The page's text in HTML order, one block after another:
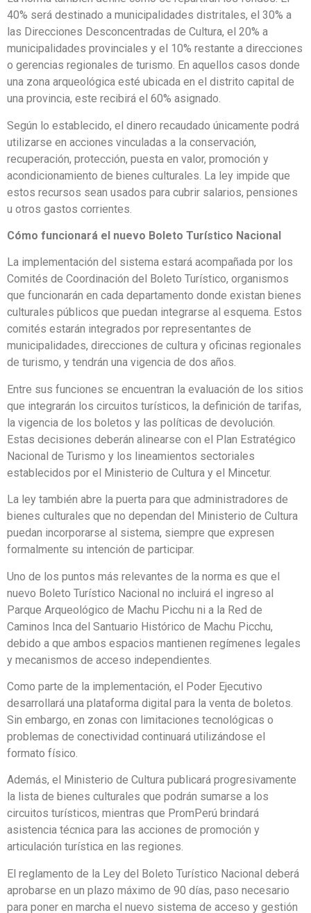
40% será destinado a municipalidades distritales, el 30% a
las Direcciones Desconcentradas de Cultura, el 20% a
municipalidades provinciales y el 10% restante a direcciones
o gerencias regionales de turismo. En aquellos casos donde
una zona arqueológica esté ubicada en el distrito capital de
una provincia, este recibirá el 60% asignado.
Según lo establecido, el dinero recaudado únicamente podrá
utilizarse en acciones vinculadas a la conservación,
recuperación, protección, puesta en valor, promoción y
acondicionamiento de bienes culturales. La ley impide que
estos recursos sean usados para cubrir salarios, pensiones
u otros gastos corrientes.
Cómo funcionará el nuevo Boleto Turístico Nacional
La implementación del sistema estará acompañada por los
Comités de Coordinación del Boleto Turístico, organismos
que funcionarán en cada departamento donde existan bienes
culturales públicos que puedan integrarse al esquema. Estos
comités estarán integrados por representantes de
municipalidades, direcciones de cultura y oficinas regionales
de turismo, y tendrán una vigencia de dos años.
Entre sus funciones se encuentran la evaluación de los sitios
que integrarán los circuitos turísticos, la definición de tarifas,
la vigencia de los boletos y las políticas de devolución.
Estas decisiones deberán alinearse con el Plan Estratégico
Nacional de Turismo y los lineamientos sectoriales
establecidos por el Ministerio de Cultura y el Mincetur.
La ley también abre la puerta para que administradores de
bienes culturales que no dependan del Ministerio de Cultura
puedan incorporarse al sistema, siempre que expresen
formalmente su intención de participar.
Uno de los puntos más relevantes de la norma es que el
nuevo Boleto Turístico Nacional no incluirá el ingreso al
Parque Arqueológico de Machu Picchu ni a la Red de
Caminos Inca del Santuario Histórico de Machu Picchu,
debido a que ambos espacios mantienen regímenes legales
y mecanismos de acceso independientes.
Como parte de la implementación, el Poder Ejecutivo
desarrollará una plataforma digital para la venta de boletos.
Sin embargo, en zonas con limitaciones tecnológicas o
problemas de conectividad continuará utilizándose el
formato físico.
Además, el Ministerio de Cultura publicará progresivamente
la lista de bienes culturales que podrán sumarse a los
circuitos turísticos, mientras que PromPerú brindará
asistencia técnica para las acciones de promoción y
articulación turística en las regiones.
El reglamento de la Ley del Boleto Turístico Nacional deberá
aprobarse en un plazo máximo de 90 días, paso necesario
para poner en marcha el nuevo sistema de acceso y gestión